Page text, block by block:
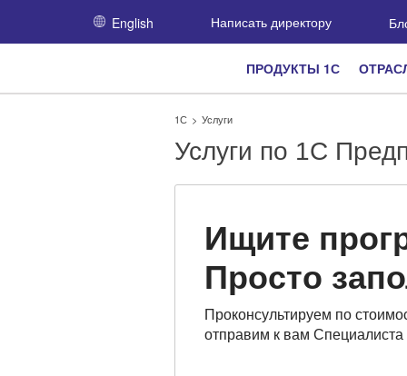
English Написать директору
ПРОДУКТЫ 1С
1С > Услуги
Услуги по 1С
Ищите
Просто
Проконсультируем по
отправим к вам